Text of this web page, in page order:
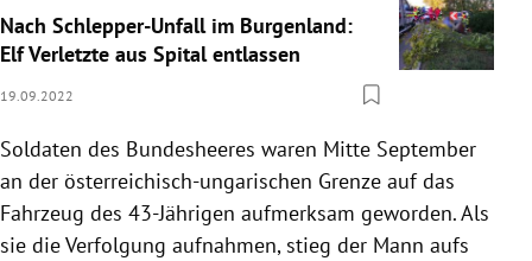
Nach Schlepper-Unfall im Burgenland:
Elf Verletzte aus Spital entlassen
19.09.2022
Soldaten des Bundesheeres waren Mitte September
an der österreichisch-ungarischen Grenze auf das
Fahrzeug des 43-Jährigen aufmerksam geworden. Als
sie die Verfolgung aufnahmen, stieg der Mann aufs